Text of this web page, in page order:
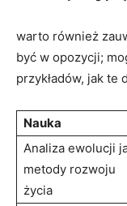
warto również
być⁣ w opozycji;
przykładów, jak te
Nauka
Analiza ewolucji
metody rozwoju
życia